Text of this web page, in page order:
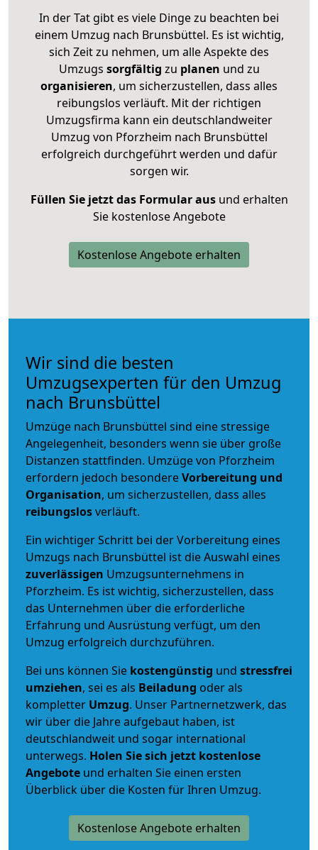
In der Tat gibt es viele Dinge zu beachten bei
einem Umzug nach Brunsbüttel. Es ist wichtig,
sich Zeit zu nehmen, um alle Aspekte des
Umzugs sorgfältig zu planen und zu
organisieren, um sicherzustellen, dass alles
reibungslos verläuft. Mit der richtigen
Umzugsfirma kann ein deutschlandweiter
Umzug von Pforzheim nach Brunsbüttel
erfolgreich durchgeführt werden und dafür
sorgen wir.
Füllen Sie jetzt das Formular ausund erhalten
Sie kostenlose Angebote
Kostenlose Angebote erhalten
Wir sind die besten
Umzugsexperten für den Umzug
nach Brunsbüttel
Umzüge nach Brunsbüttel sind eine stressige
Angelegenheit, besonders wenn sie über große
Distanzen stattfinden. Umzüge von Pforzheim
erfordern jedoch besondereVorbereitung und
Organisation, um sicherzustellen, dass alles
reibungslosverläuft.
Ein wichtiger Schritt bei der Vorbereitung eines
Umzugs nach Brunsbüttel ist die Auswahl eines
zuverlässigen Umzugsunternehmens in
Pforzheim. Es ist wichtig, sicherzustellen, dass
das Unternehmen über die erforderliche
Erfahrung und Ausrüstung verfügt, um den
Umzug erfolgreich durchzuführen.
Bei uns können Sie kostengünstig und stressfrei
umziehen, sei es als Beiladung oder als
kompletter Umzug. Unser Partnernetzwerk, das
wir über die Jahre aufgebaut haben, ist
deutschlandweit und sogar international
unterwegs. Holen Sie sich jetzt kostenlose
Angebote und erhalten Sie einen ersten
Überblick über die Kosten für Ihren Umzug.
Kostenlose Angebote erhalten